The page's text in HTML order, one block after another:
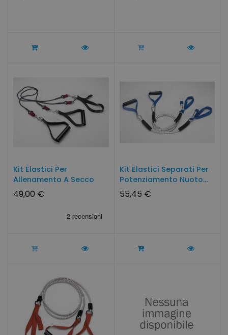
Kit Elastici Per
Allenamento A Secco
90/270 Cm
49,00 €
Kit Elastici Separati Per
Potenziamento Nuoto...
55,45 €